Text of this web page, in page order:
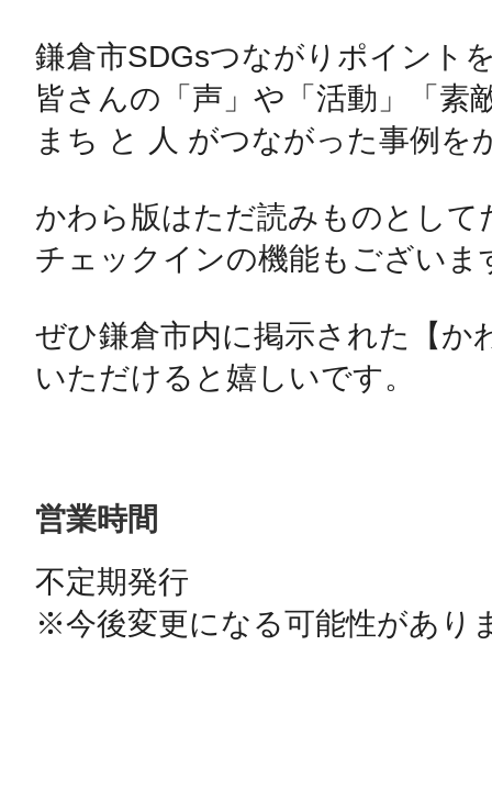
鎌倉市SDGsつながりポイント
皆さんの「声」や「活動」「素
まち と 人 がつながった事例を
かわら版はただ読みものとして
チェックインの機能もございま
ぜひ鎌倉市内に掲示された【か
いただけると嬉しいです。
営業時間
不定期発行
※今後変更になる可能性があり